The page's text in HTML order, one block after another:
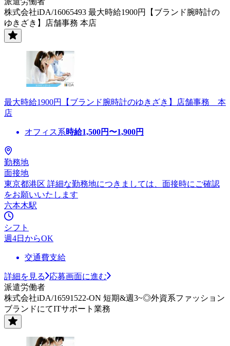
株式会社iDA/16065493 最大時給1900円【ブランド腕時計の
ゆきざき】店舗事務 本店
最大時給1900円【ブランド腕時計のゆきざき】店舗事務 本
店
オフィス系時給1,500円〜1,900円
勤務地
面接地
東京都港区 詳細な勤務地につきましては、面接時にご確認
をお願いいたします
六本木駅
シフト
週4日からOK
交通費支給
詳細を見る
応募画面に進む
派遣労働者
株式会社iDA/16591522-ON 短期&週3~◎外資系ファッション
ブランドにてITサポート業務